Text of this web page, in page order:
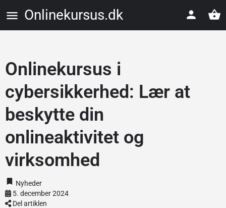
Onlinekursus.dk
Onlinekursus i
cybersikkerhed: Lær at
beskytte din
onlineaktivitet og
virksomhed
Nyheder
5. december 2024
Del artiklen